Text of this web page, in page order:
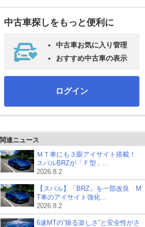
中古車探しをもっと便利に
中古車お気に入り管理
おすすめ中古車の表示
ログイン
関連ニュース
ＭＴ車にも３眼アイサイト搭載！
スバルBRZが「Ｆ型」...
2026.8.2
【スバル】「BRZ」を一部改良 M
T車のアイサイト強化...
2026.8.2
6速MTの“操る楽しさ”と安全性がさ